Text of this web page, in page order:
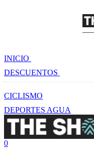
INICIO
DESCUENTOS
CICLISMO
DEPORTES AGUA
0